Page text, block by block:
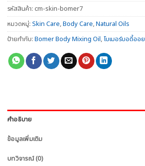
รหัสสินค้า: cm-skin-bomer7
หมวดหมู่: Skin Care,Body Care,Natural Oils
ป้ายกำกับ: Bomer Body Mixing Oil,โบเมอร์บอดี้ออย
คำอธิบาย
ข้อมูลเพิ่มเติม
บทวิจารณ์ (0)